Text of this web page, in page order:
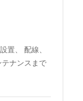
置、 配線、
ナンスまで